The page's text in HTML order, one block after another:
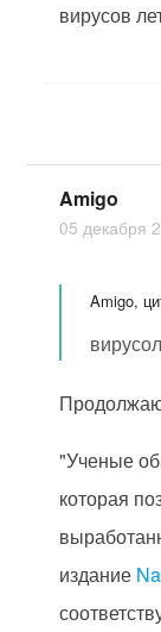
вирусов
Amigo
05 декабря
Amigo,
"Ученые
которая
издание